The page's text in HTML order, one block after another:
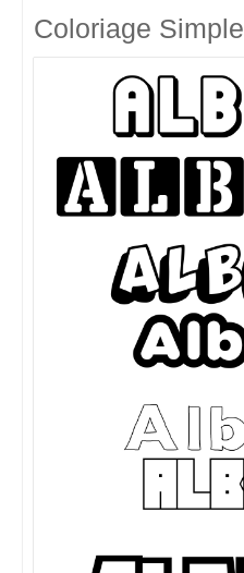
Coloriage Simple